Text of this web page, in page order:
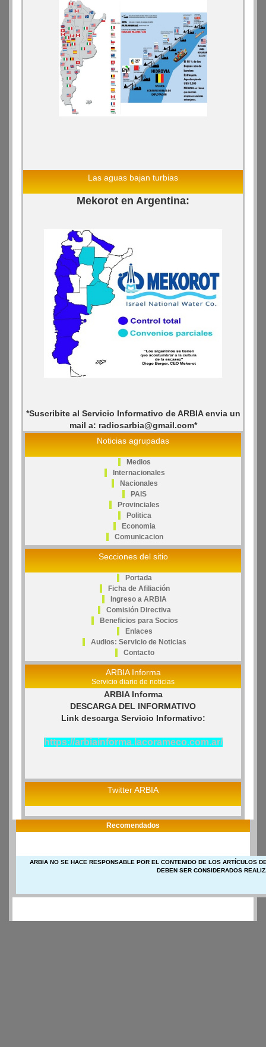
Las aguas bajan turbias
Mekorot en Argentina:
*Suscribite al Servicio Informativo de ARBIA envia un
mail a: radiosarbia@gmail.com*
Noticias agrupadas
Medios
Internacionales
Nacionales
PAIS
Provinciales
Politica
Economia
Comunicacion
Secciones del sitio
Portada
Ficha de Afiliación
Ingreso a ARBIA
Comisión Directiva
Beneficios para Socios
Enlaces
Audios: Servicio de Noticias
Contacto
ARBIA Informa
Servicio diario de noticias
ARBIA Informa
DESCARGA DEL INFORMATIVO
Link descarga Servicio Informativo:
https://arbiainforma.lacorameco.com.ar/
Twitter ARBIA
Recomendados
ARBIA NO SE HACE RESPONSABLE POR EL CONTENIDO DE LOS ARTÍCULOS
DEBEN SER CONSIDERADOS